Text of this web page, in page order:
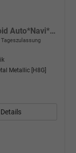
Silver Facelift 1.6 T-GDi DCT7 Android Auto*Navi*SHZ*Kamera*2Z-Klimaauto*PrivacyGlas
Metallic [H8G]
Details